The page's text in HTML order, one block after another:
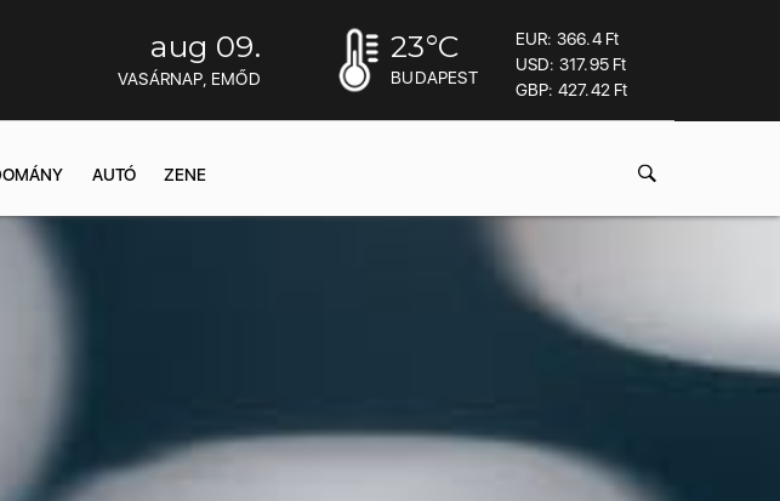
aug 09.
VASÁRNAP, EMŐD
23°C
BUDAPEST
EUR: 366.4 Ft
USD: 317.95 Ft
GBP: 427.42 Ft
AUTÓ ZENE